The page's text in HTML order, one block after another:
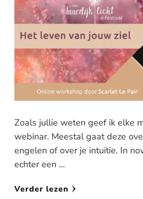
Zoals jullie weten geef ik elke
webinar. Meestal gaat deze
engelen of over je intuïtie. In
echter een …
Verder lezen